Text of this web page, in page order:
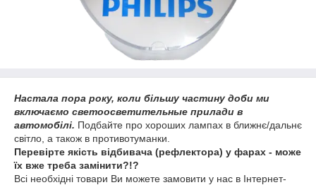
Настала пора року, коли більшу частину доби ми
включаємо светоосветительные прилади в
автомобілі. Подбайте про хороших лампах в ближнє/дальнє
світло, а також в противотуманки.
Перевірте якість відбивача (рефлектора) у фарах - може
їх вже треба замінити?!?
Всі необхідні товари Ви можете замовити у нас в Інтернет-